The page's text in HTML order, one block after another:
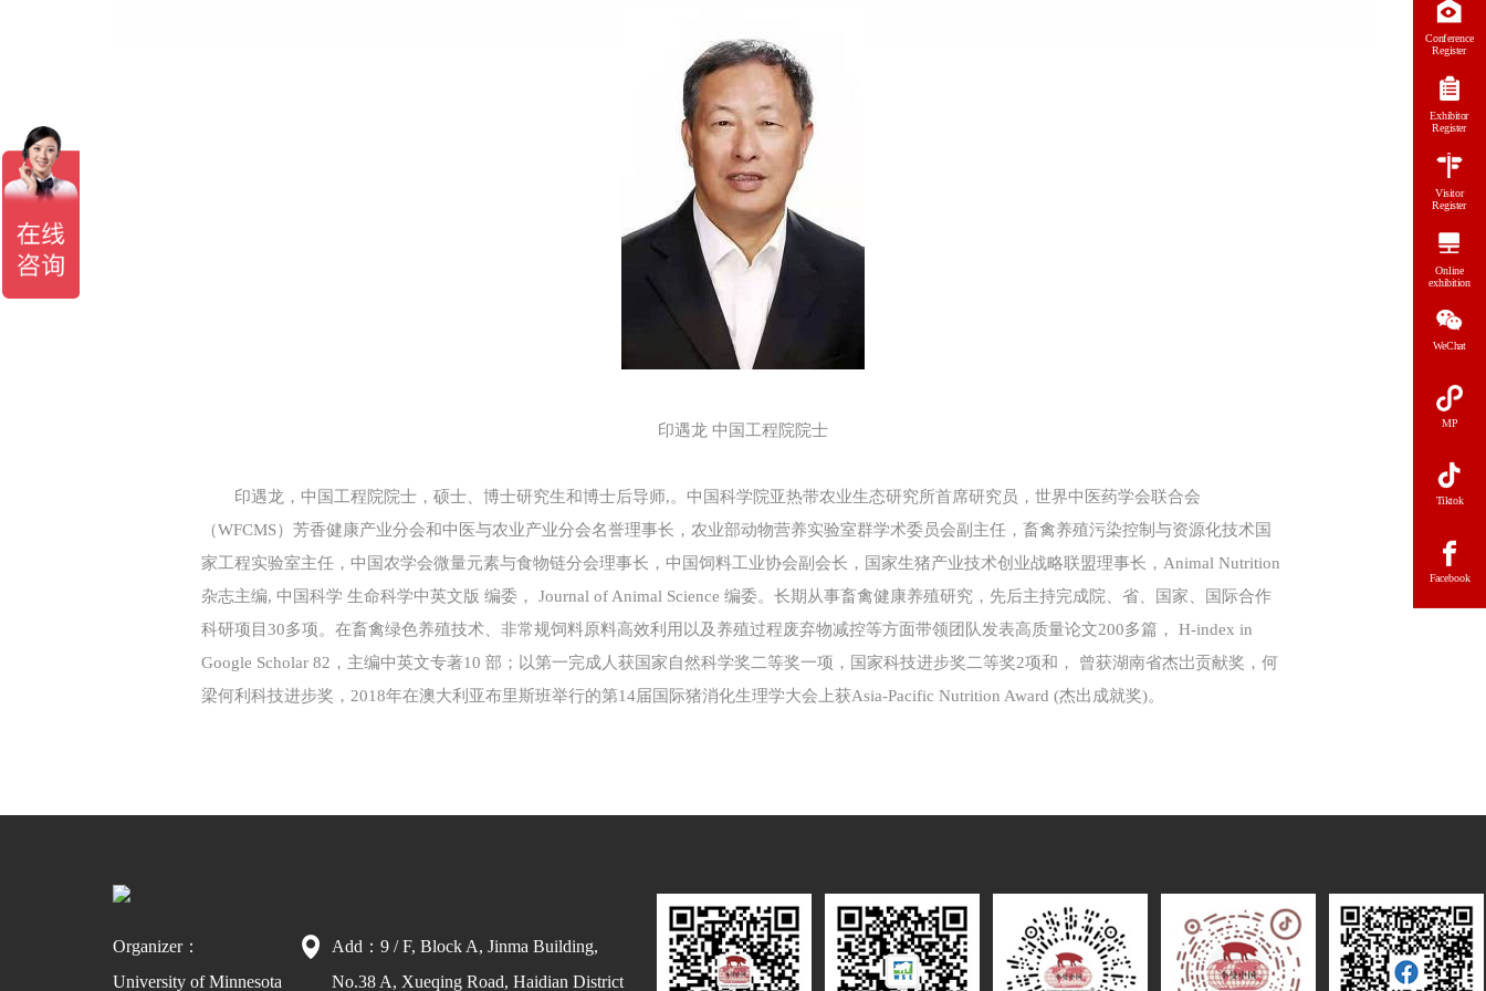
印遇龙 中国工程院院士
印遇龙，中国工程院院士，硕士、博士研究生和博士后导师,。中国科学院亚热带农业生态研究所首席研究员，世界中医药学会联合会
（WFCMS）芳香健康产业分会和中医与农业产业分会名誉理事长，农业部动物营养实验室群学术委员会副主任，畜禽养殖污染控制与资源化技术国
家工程实验室主任，中国农学会微量元素与食物链分会理事长，中国饲料工业协会副会长，国家生猪产业技术创业战略联盟理事长，Animal Nutrition
杂志主编, 中国科学 生命科学中英文版 编委， Journal of Animal Science 编委。长期从事畜禽健康养殖研究，先后主持完成院、省、国家、国际合作
科研项目30多项。在畜禽绿色养殖技术、非常规饲料原料高效利用以及养殖过程废弃物减控等方面带领团队发表高质量论文200多篇， H-index in
Google Scholar 82，主编中英文专著10 部；以第一完成人获国家自然科学奖二等奖一项，国家科技进步奖二等奖2项和， 曾获湖南省杰岀贡献奖，何
梁何利科技进步奖，2018年在澳大利亚布里斯班举行的第14届国际猪消化生理学大会上获Asia-Pacific Nutrition Award (杰出成就奖)。
Organizer：
University of Minnesota
Add：9 / F, Block A, Jinma Building,
No.38 A, Xueqing Road, Haidian District
Conference
Register
Exhibitor
Register
Visitor
Register
Online
exhibition
WeChat
MP
Tiktok
Facebook